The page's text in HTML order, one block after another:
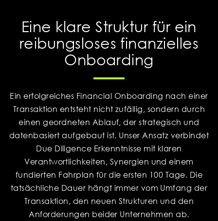
Eine klare Struktur für ein
reibungsloses finanzielles
Onboarding
Ein erfolgreiches Financial Onboarding nach einer
Transaktion entsteht nicht zufällig, sondern durch
einen geordneten Ablauf, der strategisch und
datenbasiert aufgebaut ist. Unser Ansatz verbindet
Due Diligence Erkenntnisse mit klaren
Verantwortlichkeiten, Synergien und einem
fundierten Fahrplan für die ersten 100 Tage. Die
tatsächliche Dauer hängt immer vom Umfang der
Transaktion, den neuen Strukturen und den
Anforderungen beider Unternehmen ab.